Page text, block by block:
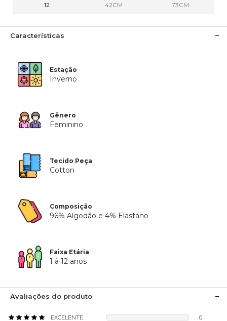
12 42CM 73CM
Características
Estação
Inverno
Gênero
Feminino
Tecido Peça
Cotton
Composição
96% Algodão e 4% Elastano
Faixa Etária
1 à 12 anos
Avaliações do produto
EXCELENTE
0